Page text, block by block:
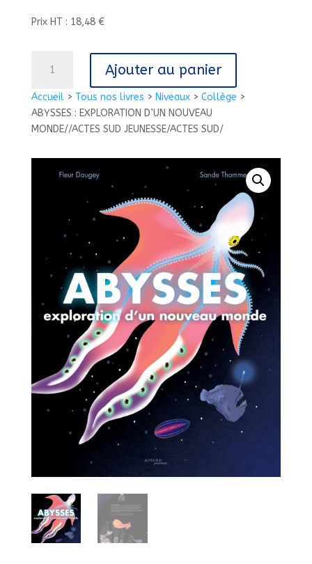
Accueil> Tous nos livres > Niveaux> Collège >
ABYSSES : EXPLORATION D’UN NOUVEAU
MONDE//ACTES SUD JEUNESSE/ACTES SUD/
Prix HT : 18,48 €
ABYSSES
EXPLORATION
MONDE//ACTES
JEUNESSE/ACTES
Ajouter au panier